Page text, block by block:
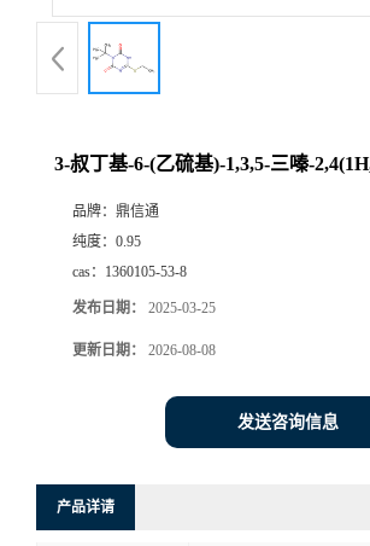
3-叔丁基-6-(乙硫基)-1,3,5-三嗪-
品牌： 鼎信通
纯度： 0.95
cas： 1360105-53-8
发布日期： 2025-03-25
更新日期： 2026-08-08
发送咨询信息
产品详请